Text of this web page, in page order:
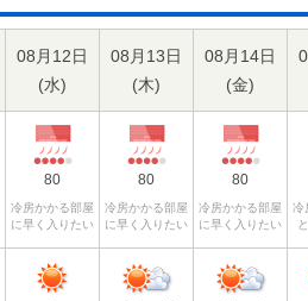
08月12日
(水)
08月13日
(木)
08月14日
(金)
80
冷房かかる部屋
に早く入りたい
80
冷房かかる部屋
に早く入りたい
80
冷房かかる部屋
に早く入りたい
冷